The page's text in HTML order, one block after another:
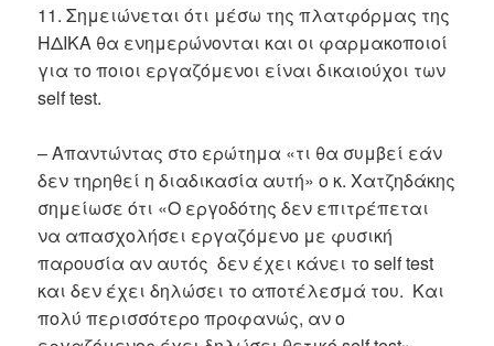
11. Σημειώνεται ότι μέσω της πλατφόρμας της
ΗΔΙΚΑ θα ενημερώνονται και οι φαρμακοποιοί
για το ποιοι εργαζόμενοι είναι δικαιούχοι των
self test.
– Απαντώντας στο ερώτημα «τι θα συμβεί εάν
δεν τηρηθεί η διαδικασία αυτή» ο κ. Χατζηδάκης
σημείωσε ότι «Ο εργοδότης δεν επιτρέπεται
να απασχολήσει εργαζόμενο με φυσική
παρουσία αν αυτός δεν έχει κάνει το self test
και δεν έχει δηλώσει το αποτέλεσμά του. Και
πολύ περισσότερο προφανώς, αν ο